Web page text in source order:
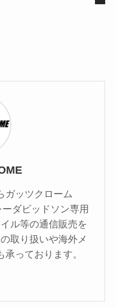
ガッツクローム
ダビッドソン専用
ル等の通信販売を
取り扱いや海外メ
っております。